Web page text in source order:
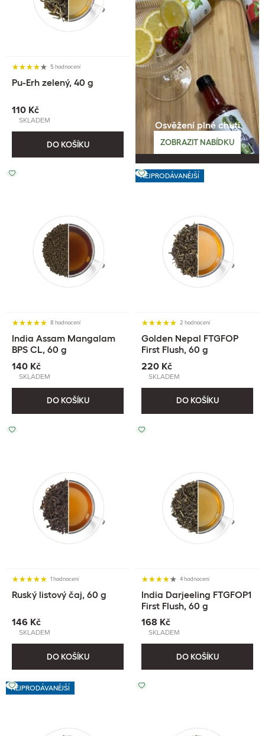
5 hodnocení
Pu-Erh zelený, 40 g
110 Kč
SKLADEM
DO KOŠÍKU
8 hodnocení
India Assam Mangalam
BPS CL, 60 g
140 Kč
SKLADEM
DO KOŠÍKU
NEJPRODÁVANĚJŠÍ
2 hodnocení
Golden Nepal FTGFOP
First Flush, 60 g
220 Kč
SKLADEM
DO KOŠÍKU
1 hodnocení
Ruský listový čaj, 60 g
146 Kč
SKLADEM
DO KOŠÍKU
4 hodnocení
India Darjeeling FTGFOP1
First Flush, 60 g
168 Kč
SKLADEM
DO KOŠÍKU
NEJPRODÁVANĚJŠÍ
Osvěžení plné chuti
ZOBRAZIT NABÍDKU